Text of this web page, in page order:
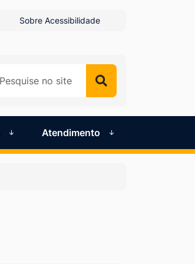
Sobre Acessibilidade
Atendimento